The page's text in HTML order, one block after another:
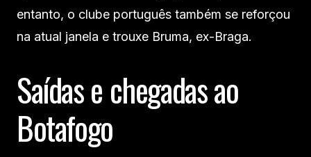
entanto, o clube português também se reforçou
na atual janela e trouxe Bruma, ex-Braga.
Saídas e chegadas ao
Botafogo